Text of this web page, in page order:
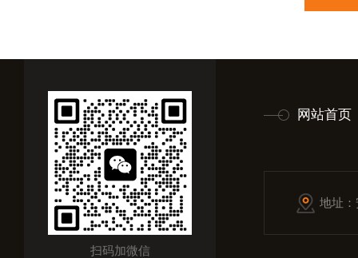
扫码加微信
网站首页
地址